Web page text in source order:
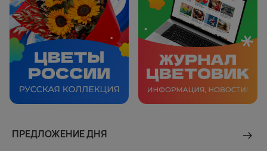
ПРЕДЛОЖЕНИЕ ДНЯ